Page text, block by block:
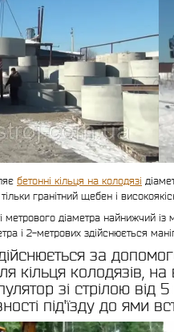
бетонні кільця на колодязі
гранітний щебен і
метрового діаметра найнижчий із
і 2-метрових здійснюється
за
кільця колодязів, на
зі стрілою від 5
під'їзду до ями